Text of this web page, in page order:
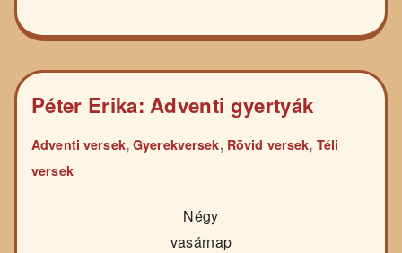
Péter Erika: Adventi gyertyák
Adventi versek,Gyerekversek, Rövid versek, Téli
versek
Négy
vasárnap